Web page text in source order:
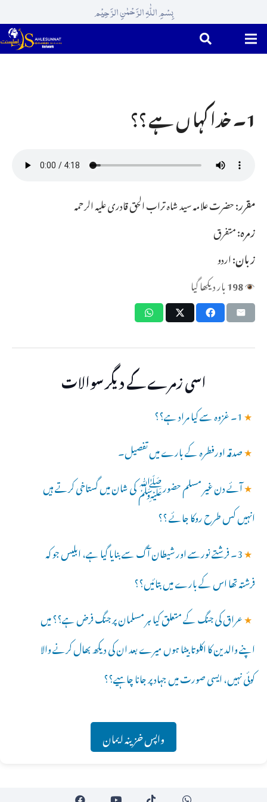
بِسْمِ اللّٰہِ الرَّحْمٰنِ الرَّحِیْم
1۔ خدا کہا ں ہے ؟؟
مقرر:حضرت علامہ سید شاہ تراب الحق قادری علیہ الرحمہ
زمرہ:متفرق
زبان:اردو
198بار دیکھا گیا
اسی زمرے کے دیگر سوالات
★1۔ غزوہ سے کیا مراد ہے؟؟
★صدقہ اورفطرہ کے بارے میں تفصیل۔
★آئے دن غیر مسلم حضورﷺ کی شان میں گستاخی کرتے ہیں
انہیں کس طرح روکا جائے ؟؟
★ 3۔ فرشتے نورسے اور شیطان آگ سے بنایا گیا ہے، ابلیس جو کہ
فرشتہ تھا اس کے بارے میں بتائیں؟؟
★عراق کی جنگ کے متعلق کیا ہر مسلمان پر جنگ فرض ہے؟؟ میں
اپنے والدین کا اکلوتا بیٹا ہوں میرے بعد ان کی دیکھ بھال کرنے والا
کوئی نہیں، ایسی صورت میں جہادپر جانا چاہیے؟؟
واپس خزینہ ایمان